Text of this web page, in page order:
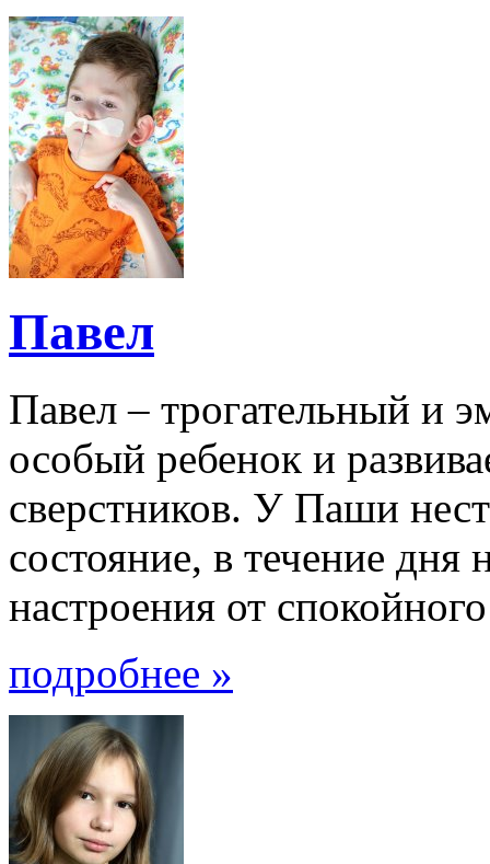
Павел
Павел – трогательный и
особый ребенок и
сверстников. У Паши
состояние, в течение
настроения от
подробнее »